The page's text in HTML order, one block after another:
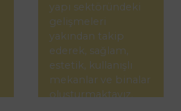
yapı sektöründeki
gelişmeleri
yakından takip
ederek, sağlam,
estetik, kullanışlı
mekanlar ve binalar
oluşturmaktayız.